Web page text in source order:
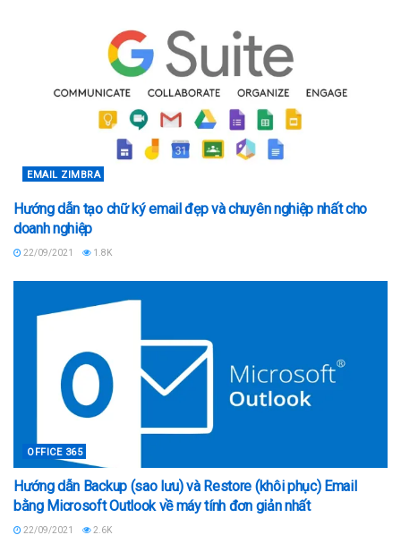
EMAIL ZIMBRA
Hướng dẫn tạo chữ ký email đẹp và chuyên nghiệp nhất cho
doanh nghiệp
22/09/2021 1.8K
OFFICE 365
Hướng dẫn Backup (sao lưu) và Restore (khôi phục) Email
bằng Microsoft Outlook về máy tính đơn giản nhất
22/09/2021 2.6K